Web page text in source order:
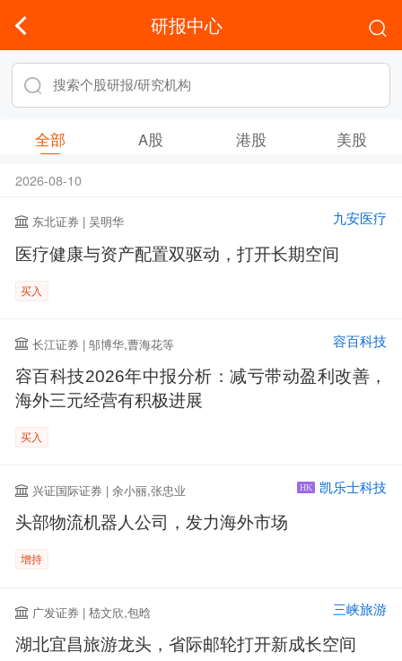
研报中心
全部 A股 港股 美股
2026-08-10
东北证券 | 吴明华 九安医疗
医疗健康与资产配置双驱动，打开长期空间
买入
长江证券 | 邬博华,曹海花等 容百科技
容百科技2026年中报分析：减亏带动盈利改善，
海外三元经营有积极进展
买入
兴证国际证券 | 余小丽,张忠业 HK 凯乐士科技
头部物流机器人公司，发力海外市场
增持
广发证券 | 嵇文欣,包晗 三峡旅游
湖北宜昌旅游龙头，省际邮轮打开新成长空间